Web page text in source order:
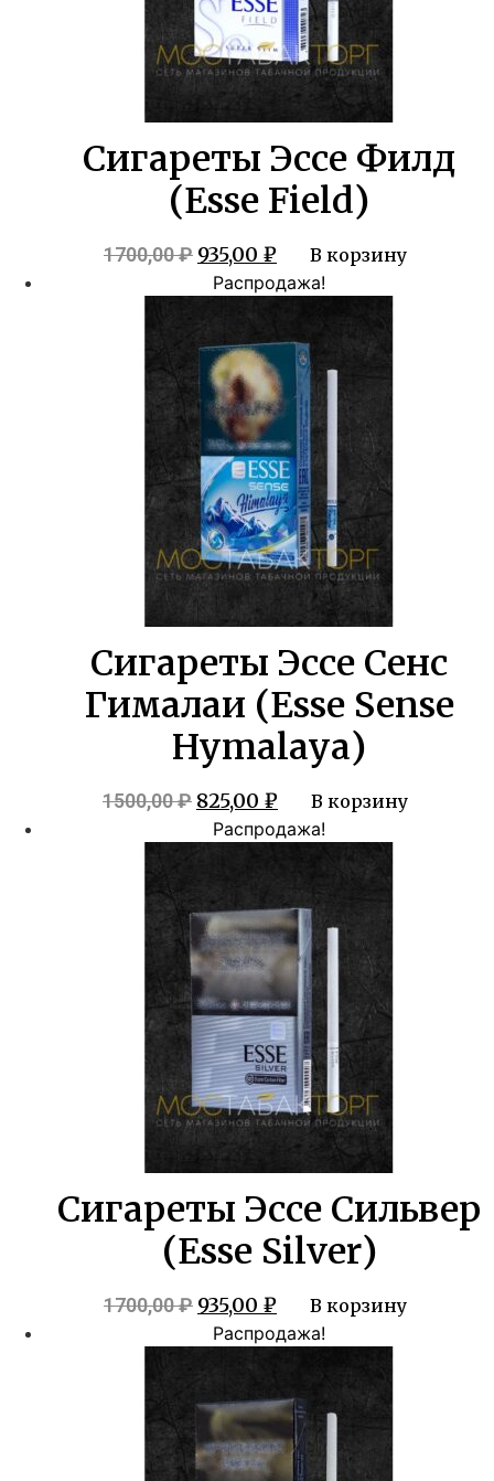
Сигареты Эссе Филд
(Esse Field)
1700,00₽ Первоначальная
цена
1700,00 ₽.
935,00 ₽ Текущая
цена:
В корзину
Распродажа!
Сигареты Эссе Сенс
Гималаи (Esse Sense
Hymalaya)
1500,00₽ Первоначальная
цена
1500,00 ₽.
825,00 ₽ Текущая
цена:
В корзину
Распродажа!
Сигареты Эссе Сильвер
(Esse Silver)
1700,00₽ Первоначальная
цена
1700,00 ₽.
935,00 ₽ Текущая
цена:
В корзину
Распродажа!